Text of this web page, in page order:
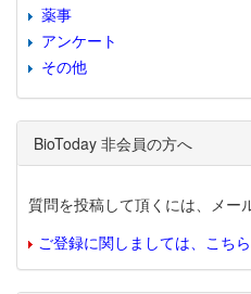
薬事
アンケート
その他
BioToday 非会員の方へ
質問を投稿して頂くには、メー
ご登録に関しましては、こち